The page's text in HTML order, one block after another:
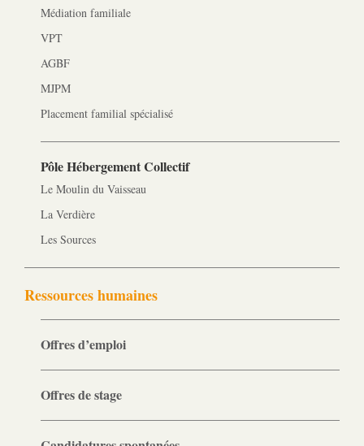
Médiation familiale
VPT
AGBF
MJPM
Placement familial spécialisé
Pôle Hébergement Collectif
Le Moulin du Vaisseau
La Verdière
Les Sources
Ressources humaines
Offres d’emploi
Offres de stage